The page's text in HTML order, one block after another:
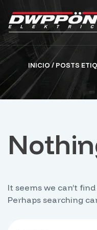
INICIO/ POSTS
It seems we can’t
Perhaps searching